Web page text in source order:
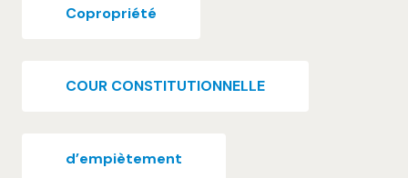
Copropriété
COUR CONSTITUTIONNELLE
d’empiètement